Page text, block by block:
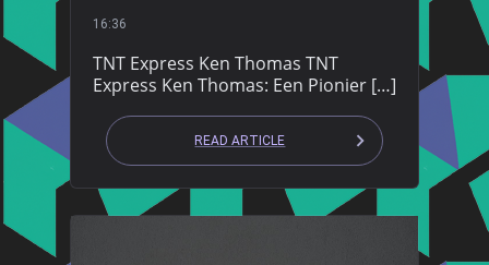
16:36
TNT Express Ken Thomas TNT
Express Ken Thomas: Een Pionier […]
READ ARTICLE